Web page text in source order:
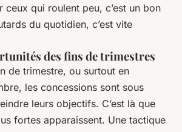
ceux qui roulent peu, c’est un bon
du quotidien, c’est vite
des fins de trimestres
de trimestre, ou surtout en
les concessions sont sous
leurs objectifs. C’est là que
fortes apparaissent. Une tactique